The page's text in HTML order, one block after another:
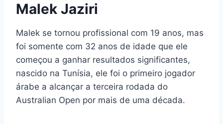
Malek Jaziri
Malek se tornou profissional com 19 anos, mas
foi somente com 32 anos de idade que ele
começou a ganhar resultados significantes,
nascido na Tunísia, ele foi o primeiro jogador
árabe a alcançar a terceira rodada do
Australian Open por mais de uma década.